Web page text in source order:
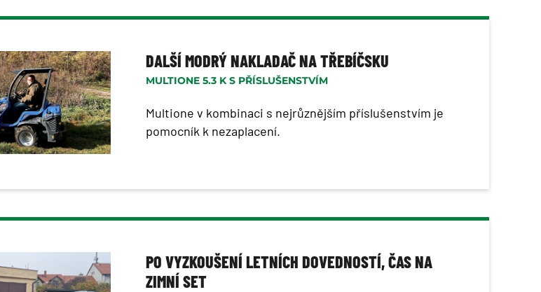
DALŠÍ MODRÝ NAKLADAČ NA TŘEBÍČSKU
MULTIONE 5.3 K S PŘÍSLUŠENSTVÍM
Multione v kombinaci s nejrůznějším příslušenstvím je
pomocník k nezaplacení.
PO VYZKOUŠENÍ LETNÍCH DOVEDNOSTÍ, ČAS NA
ZIMNÍ SET